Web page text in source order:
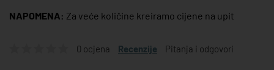
NAPOMENA: Za veće količine kreiramo cijene na upit
0 ocjena Recenzije Pitanja i odgovori